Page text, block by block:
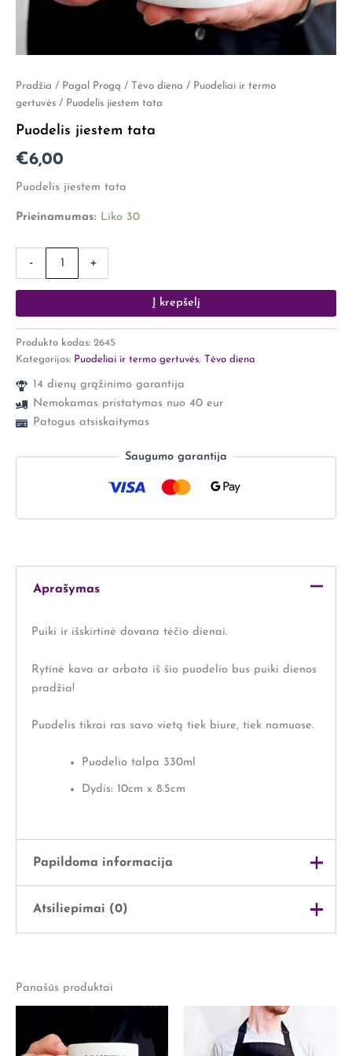
Pradžia / Pagal Progą / Tėvo diena / Puodeliai ir termo
gertuvės / Puodelis jiestem tata
Puodelis jiestem tata
€6,00
Puodelis jiestem tata
Prieinamumas: Liko 30
-
produkto
kiekis:
jiestem
+
Į krepšelį
Produkto kodas: 2645
Kategorijos: Puodeliai ir termo gertuvės Tėvo diena
14 dienų grąžinimo garantija
Nemokamas pristatymas nuo 40 eur
Patogus atsiskaitymas
Saugumo garantija
Aprašymas
Puiki ir išskirtinė dovana tėčio dienai.
Rytinė kava ar arbata iš šio puodelio bus puiki dienos
pradžia!
Puodelis tikrai ras savo vietą tiek biure, tiek namuose.
Puodelio talpa 330ml
Dydis: 10cm x 8.5cm
Papildoma informacija
Svoris
Atsiliepimai (0)
Rašyti atsiliepimą gali tik prisijungę pirkėjai, kurie yra
įsigiję šį produktą.
Panašūs produktai